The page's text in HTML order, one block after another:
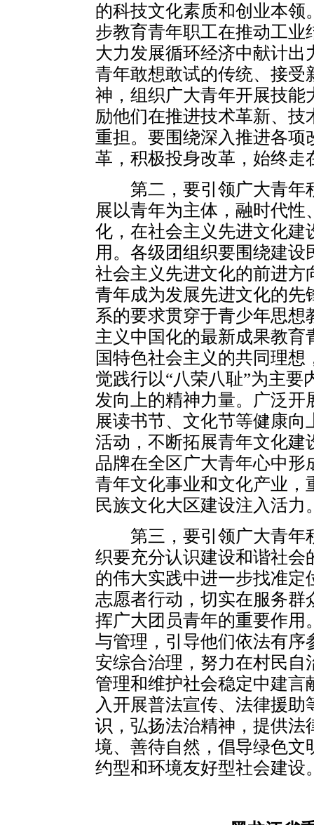
的科技文化素质和创业本
步教育青年职工在推动工
大力发展循环经济中献计
青年敢想敢试的传统、接受
神，组织广大青年开展技能
励他们在推进技术革新、
重担。要围绕深入推进各项
革，积极投身改革，始终走
第二，要引领广大青年
展以青年为主体，融时代
化，在社会主义先进文化建
用。各级团组织要围绕建
社会主义先进文化的前进方
青年成为发展先进文化的先
系的要求贯穿于青少年思
主义中国化的最新成果教
国特色社会主义的共同理
觉践行以“八荣八耻”为主
发向上的精神力量。广泛
展读书节、文化节等健康
活动，不断拓展青年文化建
品牌在全区广大青年心中
青年文化事业和文化产业，
民族文化大区建设注入活力
第三，要引领广大青年
织要充分认识建设和谐社会
的伟大实践中进一步找准
志愿者行动，切实在服务群
挥广大团员青年的重要作用
与管理，引导他们依法有序
安综合治理，努力在村民
管理和维护社会稳定中建言
入开展普法宣传、法律援
识，弘扬法治精神，提供法
境、善待自然，倡导绿色文
约型和环境友好型社会建设